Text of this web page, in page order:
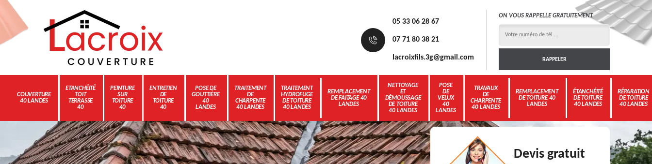
05 33 06 28 67
07 71 80 38 21
lacroixfils.3g@gmail.com
ON VOUS RAPPELLE GRATUITEMENT
COUVERTURE
40 LANDES
ETANCHÉITÉ
TOIT
TERRASSE
40
PEINTURE
SUR
TOITURE
40
ENTRETIEN
DE
TOITURE
40
POSE DE
GOUTTIÈRE
40
LANDES
TRAITEMENT
DE
CHARPENTE
40 LANDES
TRAITEMENT
HYDROFUGE
DE TOITURE
40 LANDES
REMPLACEMENT
DE FAITAGE 40
LANDES
NETTOYAGE
ET
DÉMOUSSAGE
DE TOITURE
40 LANDES
POSE
DE
VELUX
40
LANDES
TRAVAUX
DE
CHARPENTE
40 LANDES
REMPLACEMENT
DE TOITURE 40
LANDES
ÉTANCHÉITÉ
DE TOITURE
40 LANDES
RÉPARATION
DE TOITURE
40 LANDES
Devis gratuit